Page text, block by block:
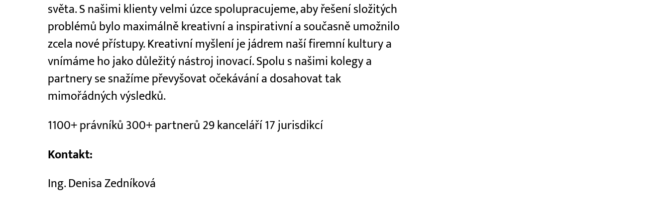
světa. S našimi klienty velmi úzce spolupracujeme, aby řešení složitých
problémů bylo maximálně kreativní a inspirativní a současně umožnilo
zcela nové přístupy. Kreativní myšlení je jádrem naší firemní kultury a
vnímáme ho jako důležitý nástroj inovací. Spolu s našimi kolegy a
partnery se snažíme převyšovat očekávání a dosahovat tak
mimořádných výsledků.
1100+ právníků 300+ partnerů 29 kanceláří 17 jurisdikcí
Kontakt:
Ing. Denisa Zedníková